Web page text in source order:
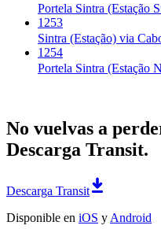
Portela Sintra (Estação
1253
Sintra (Estação) via
1254
Portela Sintra (Estação
No vuelvas a
Descarga Transit.
Descarga Transit
Disponible en iOS y Android